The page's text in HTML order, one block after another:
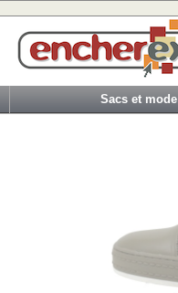
Sacs et mode